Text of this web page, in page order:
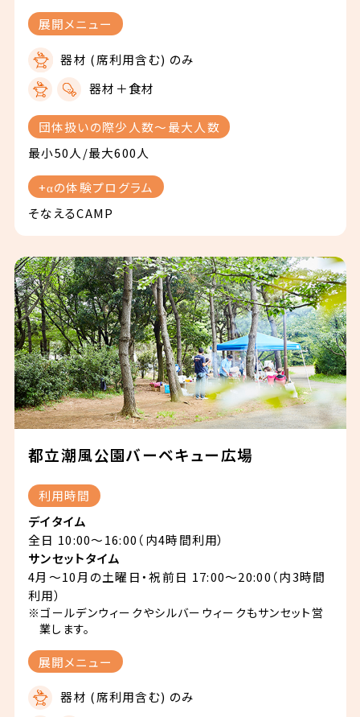
展開メニュー
器材 (席利用含む) のみ
器材＋食材
団体扱いの際少人数〜最大人数
最小50人/最大600人
+αの体験プログラム
そなえるCAMP
都立潮風公園バーベキュー広場
利用時間
デイタイム
全日 10:00～16:00（内4時間利用）
サンセットタイム
4月～10月の土曜日・祝前日 17:00～20:00（内3時間
利用）
※ゴールデンウィークやシルバーウィークもサンセット営
業します。
展開メニュー
器材 (席利用含む) のみ